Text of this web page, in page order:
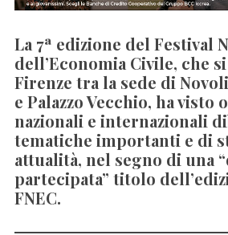
La 7ª edizione del Festival
dell’Economia Civile, che
Firenze tra la sede di
e Palazzo Vecchio, ha visto
nazionali e internazionali
tematiche importanti e di
attualità, nel segno di una
partecipata” titolo
FNEC.